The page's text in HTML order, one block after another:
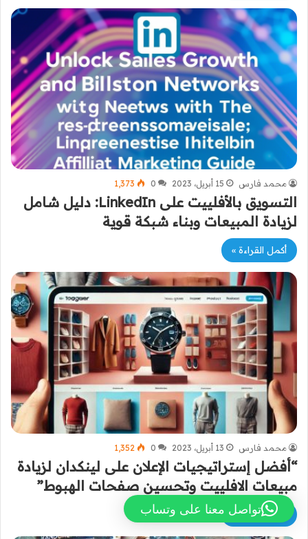
محمد فارس 15 أبريل، 2023 0 1٬373
التسويق بالأفلييت على LinkedIn: دليل شامل
لزيادة المبيعات وبناء شبكة قوية
أكمل القراءة »
محمد فارس 13 أبريل، 2023 0 1٬352
“أفضل إستراتيجيات الإعلان على لينكدان لزيادة
مبيعات الافلييت وتحسين صفحات الهبوط”
أكمل القراءة »
تواصل معنا على وتساب